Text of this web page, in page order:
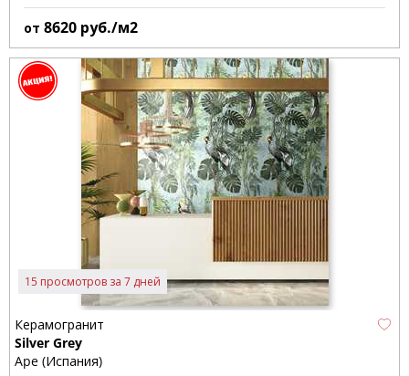
от 8620 руб./м2
15 просмотров за 7 дней
Керамогранит
Silver Grey
Ape (Испания)